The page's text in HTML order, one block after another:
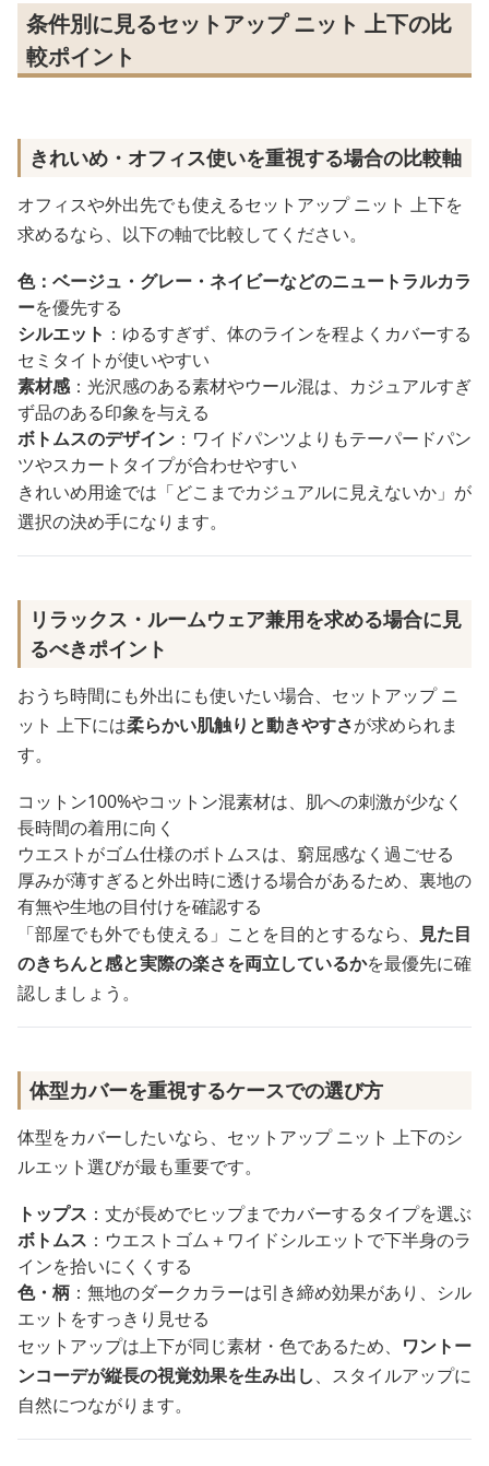
条件別に見るセットアップ ニット 上下の比
較ポイント
きれいめ・オフィス使いを重視する場合の比較軸
オフィスや外出先でも使えるセットアップ ニット 上下を
求めるなら、以下の軸で比較してください。
色：ベージュ・グレー・ネイビーなどのニュートラルカラ
ーを優先する
シルエット ：ゆるすぎず、体のラインを程よくカバーする
セミタイトが使いやすい
素材感：光沢感のある素材やウール混は、カジュアルすぎ
ず品のある印象を与える
ボトムスのデザイン ：ワイドパンツよりもテーパードパン
ツやスカートタイプが合わせやすい
きれいめ用途では「どこまでカジュアルに見えないか」が
選択の決め手になります。
リラックス・ルームウェア兼用を求める場合に見
るべきポイント
おうち時間にも外出にも使いたい場合、セットアップ ニ
ット 上下には柔らかい肌触りと動きやすさが求められま
す。
コットン100%やコットン混素材は、肌への刺激が少なく
長時間の着用に向く
ウエストがゴム仕様のボトムスは、窮屈感なく過ごせる
厚みが薄すぎると外出時に透ける場合があるため、裏地の
有無や生地の目付けを確認する
「部屋でも外でも使える」ことを目的とするなら、
見た目
のきちんと感と実際の楽さを両立しているかを最優先に確
認しましょう。
体型カバーを重視するケースでの選び方
体型をカバーしたいなら、セットアップ ニット 上下のシ
ルエット選びが最も重要です。
トップス ：丈が長めでヒップまでカバーするタイプを選ぶ
ボトムス ：ウエストゴム＋ワイドシルエットで下半身のラ
インを拾いにくくする
色・柄 ：無地のダークカラーは引き締め効果があり、シル
エットをすっきり見せる
セットアップは上下が同じ素材・色であるため、 ワントー
ンコーデが縦長の視覚効果を生み出し、スタイルアップに
自然につながります。